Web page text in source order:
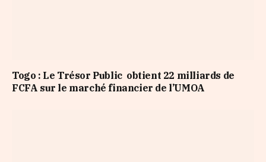
Togo : Le Trésor Public obtient 22 milliards de
FCFA sur le marché financier de l’UMOA